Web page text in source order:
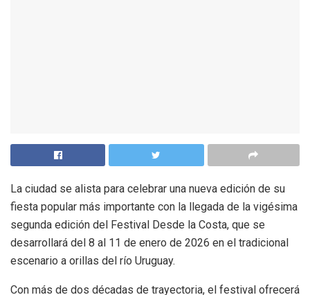
La ciudad se alista para celebrar una nueva edición de su
fiesta popular más importante con la llegada de la vigésima
segunda edición del Festival Desde la Costa, que se
desarrollará del 8 al 11 de enero de 2026 en el tradicional
escenario a orillas del río Uruguay.
Con más de dos décadas de trayectoria, el festival ofrecerá